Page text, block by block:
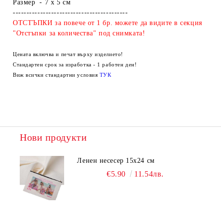
Размер - 7 х 5 см
------------------------------------------
ОТСТЪПКИ за повече от 1 бр. можете да видите в секция
"Отстъпки за количества" под снимката!
Цената включва и печат върху изделието!
Стандартен срок за изработка - 1 работен ден!
Виж всички стандартни условия ТУК
Нови продукти
Ленен несесер 15х24 см
€5.90 11.54лв.